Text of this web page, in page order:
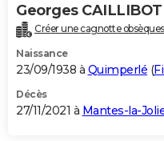
Georges CAILLIBOT
Créer une cagnotte obsèques
Naissance
23/09/1938 à Quimperlé (
Décès
27/11/2021 à Mantes-la-